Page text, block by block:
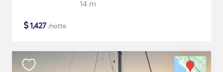
14 m
$1,427 /notte